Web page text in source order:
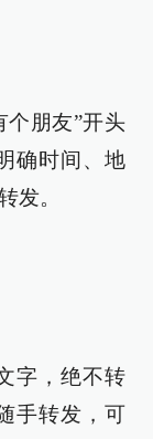
个朋友”开头
确时间、地
发。
字，绝不转
手转发，可